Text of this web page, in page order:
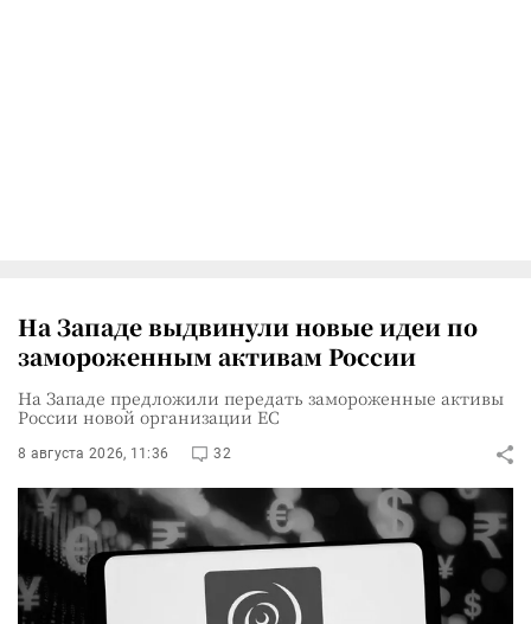
На Западе выдвинули новые идеи по
замороженным активам России
На Западе предложили передать замороженные активы
России новой организации ЕС
8 августа 2026, 11:36 32